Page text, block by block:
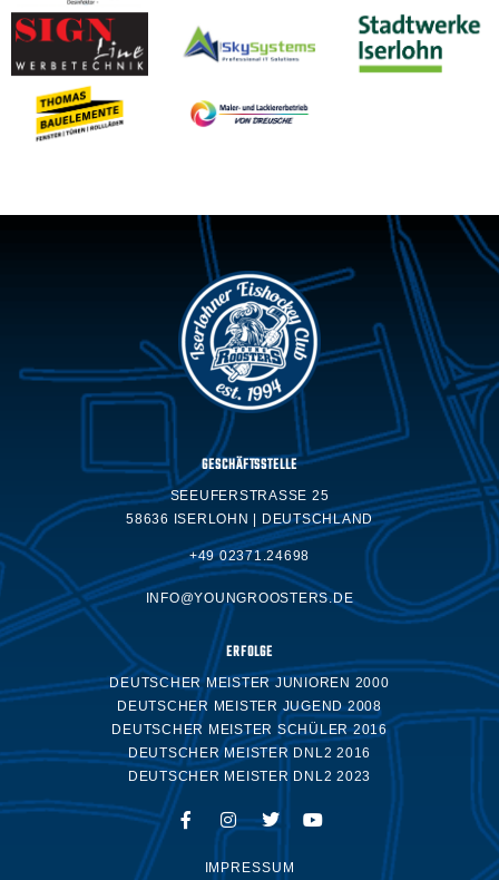
GESCHÄFTSSTELLE
SEEUFERSTRASSE 25
58636 ISERLOHN | DEUTSCHLAND
+49 02371.24698
INFO@YOUNGROOSTERS.DE
ERFOLGE
DEUTSCHER MEISTER JUNIOREN 2000
DEUTSCHER MEISTER JUGEND 2008
DEUTSCHER MEISTER SCHÜLER 2016
DEUTSCHER MEISTER DNL2 2016
DEUTSCHER MEISTER DNL2 2023
IMPRESSUM